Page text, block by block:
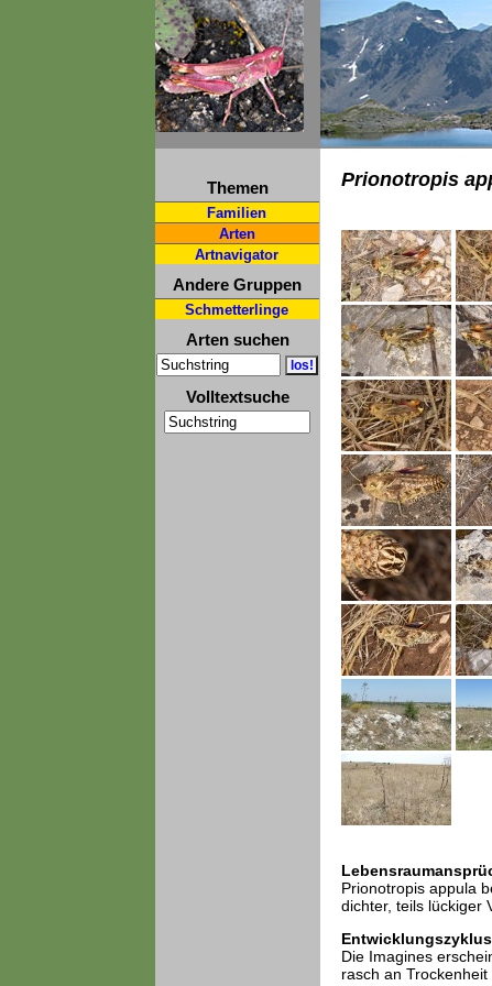
Themen
Familien
Arten
Artnavigator
Andere Gruppen
Schmetterlinge
Arten suchen
Volltextsuche
Prionotropis
Prionotropis appula
dichter, teils lückiger
Die Imagines
rasch an